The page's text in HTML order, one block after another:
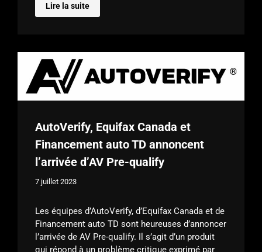
Lire la suite
AutoVerify, Equifax Canada et
Financement auto TD annoncent
l’arrivée d’AV Pre-qualify
7 juillet 2023
Les équipes d’AutoVerify, d’Equifax Canada et de
Financement auto TD sont heureuses d’annoncer
l’arrivée de AV Pre-qualify. Il s’agit d’un produit
qui répond à un problème critique exprimé par